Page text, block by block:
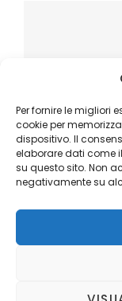
Per fornire le migliori
cookie per
dispositivo. Il
elaborare dati come
su questo sito. Non
negativamente su